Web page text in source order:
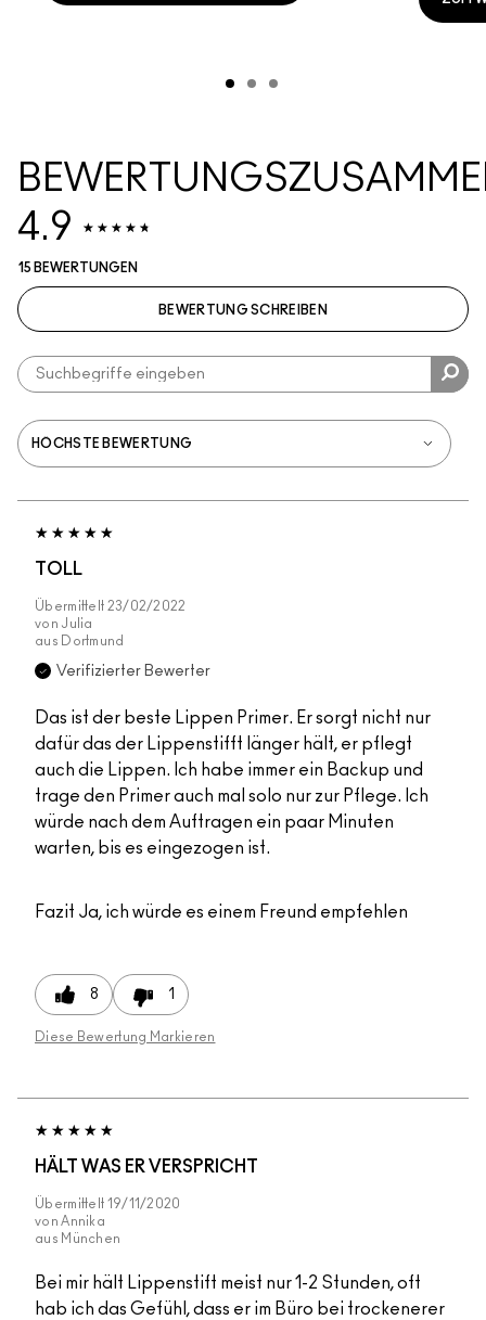
4.9
15 BEWERTUNGEN
BEWERTUNG SCHREIBEN
TOLL
Übermittelt 23/02/2022
von Julia
aus
Dortmund
Verifizierter Bewerter
Das ist der beste Lippen Primer. Er sorgt nicht nur
dafür das der Lippenstifft länger hält, er pflegt
auch die Lippen. Ich habe immer ein Backup und
trage den Primer auch mal solo nur zur Pflege. Ich
würde nach dem Auftragen ein paar Minuten
warten, bis es eingezogen ist.
Fazit Ja, ich würde es einem Freund empfehlen
8 1
Diese Bewertung Markieren
HÄLT WAS ER VERSPRICHT
Übermittelt 19/11/2020
von Annika
aus München
Bei mir hält Lippenstift meist nur 1-2 Stunden, oft
hab ich das Gefühl, dass er im Büro bei trockenerer